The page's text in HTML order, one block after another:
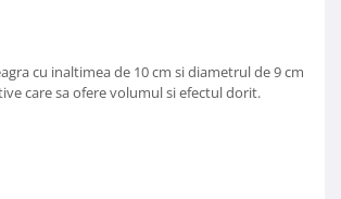
cu inaltimea de 10 cm si diametrul de 9 cm
care sa ofere volumul si efectul dorit.